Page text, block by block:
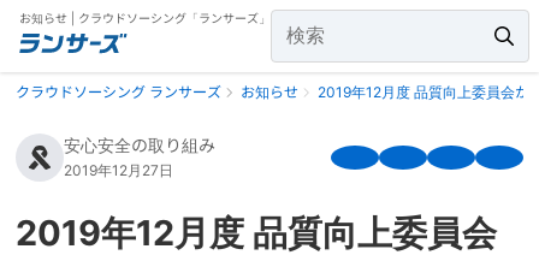
お知らせ | クラウドソーシング「ランサーズ」
クラウドソーシング ランサーズ お知らせ 2019年12月度 品質向上委員会か
安心安全の取り組み
2019年12月27日
2019年12月度 品質向上委員会